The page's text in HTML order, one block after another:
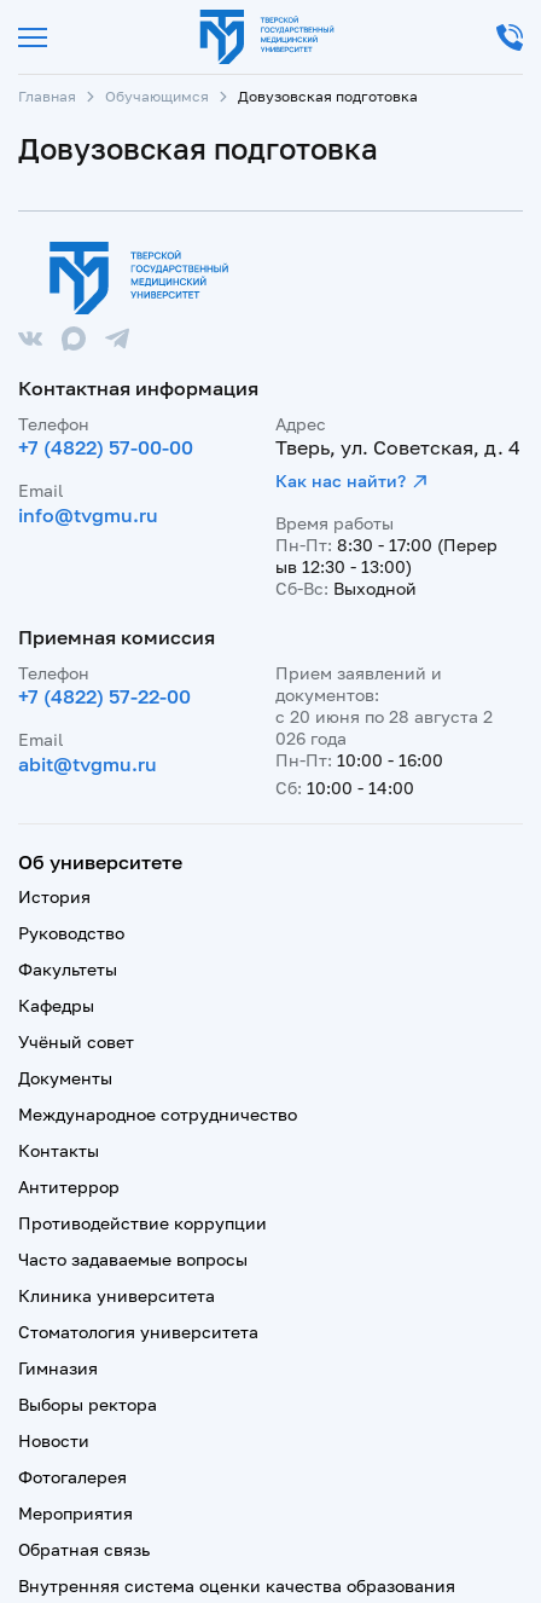
Главная Обучающимся Довузовская подготовка
Довузовская подготовка
Контактная информация
Телефон
+7 (4822) 57-00-00
Email
info@tvgmu.ru
Адрес
Тверь, ул. Советская, д. 4
Как нас найти?
Время работы
Пн-Пт: 8:30 - 17:00 (Перер
ыв 12:30 - 13:00)
Сб-Вс: Выходной
Приемная комиссия
Телефон
+7 (4822) 57-22-00
Email
abit@tvgmu.ru
Прием заявлений и
документов:
с 20 июня по 28 августа 2
026 года
Пн-Пт: 10:00 - 16:00
Сб: 10:00 - 14:00
Об университете
История
Руководство
Факультеты
Кафедры
Учёный совет
Документы
Международное сотрудничество
Контакты
Антитеррор
Противодействие коррупции
Часто задаваемые вопросы
Клиника университета
Стоматология университета
Гимназия
Выборы ректора
Новости
Фотогалерея
Мероприятия
Обратная связь
Внутренняя система оценки качества образования